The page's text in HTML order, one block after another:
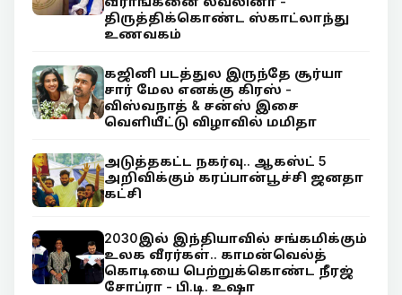
திருத்திக்கொண்ட ஸ்காட்லாந்து
உணவகம்
கஜினி படத்துல இருந்தே சூர்யா
சார் மேல எனக்கு கிரஸ் -
விஸ்வநாத் & சன்ஸ் இசை
வெளியீட்டு விழாவில் மமிதா
அடுத்தகட்ட நகர்வு.. ஆகஸ்ட் 5
அறிவிக்கும் கரப்பான்பூச்சி ஜனதா
கட்சி
2030இல் இந்தியாவில் சங்கமிக்கும்
உலக வீரர்கள்.. காமன்வெல்த்
கொடியை பெற்றுக்கொண்ட நீரஜ்
சோப்ரா - பி.டி. உஷா